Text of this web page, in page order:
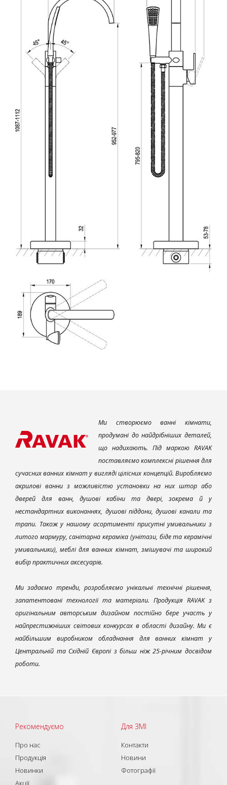
Ми створюємо ванні кімнати,
продумані до найдрібніших деталей,
що надихають. Під маркою RAVAK
поставляємо комплексні рішення для
сучасних ванних кімнат у вигляді цілісних концепцій. Виробляємо
акрилові ванни з можливістю установки на них штор або
дверей для ванн, душові кабіни та двері, зокрема й у
нестандартних виконаннях, душові піддони, душові канали та
трапи. Також у нашому асортименті присутні умивальники з
литого мармуру, санітарна кераміка (унітази, біде та керамічні
умивальники), меблі для ванних кімнат, змішувачі та широкий
вибір практичних аксесуарів.
Ми задаємо тренди, розробляємо унікальні технічні рішення,
запатентовані технології та матеріали. Продукція RAVAK з
оригінальним авторським дизайном постійно бере участь у
найпрестижніших світових конкурсах в області дизайну. Ми є
найбільшим виробником обладнання для ванних кімнат у
Центральній та Східній Європі з більш ніж 25-річним досвідом
роботи.
Рекомендуємо
Про нас
Продукція
Новинки
Акції
Для ЗМІ
Контакти
Новини
Фотографії